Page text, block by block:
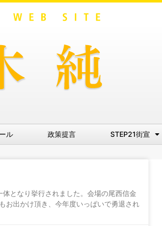
ル 政策提言 STEP21街宣
となり挙行されました。会場の尾西信金
お出かけ頂き、今年度いっぱいで勇退され